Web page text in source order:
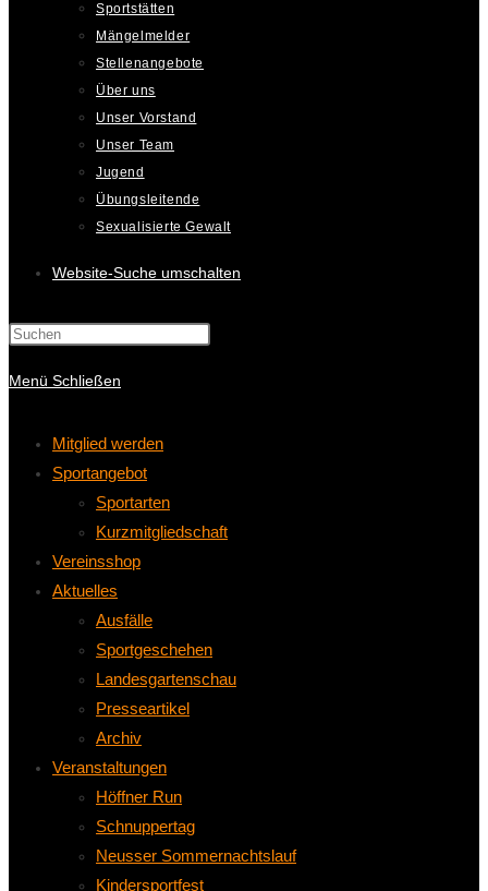
Sportstätten
Mängelmelder
Stellenangebote
Über uns
Unser Vorstand
Unser Team
Jugend
Übungsleitende
Sexualisierte Gewalt
Website-Suche umschalten
Menü Schließen
Mitglied werden
Sportangebot
Sportarten
Kurzmitgliedschaft
Vereinsshop
Aktuelles
Ausfälle
Sportgeschehen
Landesgartenschau
Presseartikel
Archiv
Veranstaltungen
Höffner Run
Schnuppertag
Neusser Sommernachtslauf
Kindersportfest